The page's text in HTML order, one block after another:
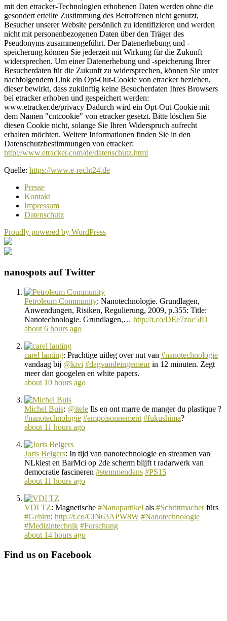
mit den etracker-Technologien erhobenen Daten werden ohne die
gesondert erteilte Zustimmung des Betroffenen nicht genutzt,
Besucher unserer Website persönlich zu identifizieren und werden
nicht mit personenbezogenen Daten über den Träger des
Pseudonyms zusammengeführt. Der Datenerhebung und -
speicherung können Sie jederzeit mit Wirkung für die Zukunft
widersprechen. Um einer Datenerhebung und -speicherung Ihrer
Besucherdaten für die Zukunft zu widersprechen, können Sie unter
nachfolgendem Link ein Opt-Out-Cookie von etracker beziehen,
dieser bewirkt, dass zukünftig keine Besucherdaten Ihres Browsers
bei etracker erhoben und gespeichert werden:
www.etracker.de/privacy Dadurch wird ein Opt-Out-Cookie mit
dem Namen "cntcookie" von etracker gesetzt. Bitte löschen Sie
diesen Cookie nicht, solange Sie Ihren Widerspruch aufrecht
erhalten möchten. Weitere Informationen finden Sie in den
Datenschutzbestimmungen von etracker:
http://www.etracker.com/de/datenschutz.html
Quelle: https://www.e-recht24.de
Presse
Kontakt
Impressum
Datenschutz
Proudly powered by WordPress
nanospots auf Twitter
Petroleum Community: Nanotechnologie. Grundlagen,
Anwendungen, Risiken, Regulierung, 2009, p.355: Title:
Nanotechnologie. Grundlagen,… http://t.co/DEe7zoc5fD
about 6 hours ago
carel lanting: Prachtige uitleg over nut van #nanotechnologie
vandaag bij @kivi #dagvandeingenieurin 12 minuten. Zegt
meer dan googelen en white papers.
about 10 hours ago
Michel Buis: @itele Ils en ont marre de manger du plastique ?
#nanotechnologie #empoisonnement #fukushima?
about 11 hours ago
Joris Belgers: In tijd van nanotechnologie en streamen van
NLkiest en BarMci op 2de scherm blijft t radarwerk van
democratie fascineren #stemmendans #PS15
about 11 hours ago
VDI TZ: Magnetische #Nanopartikel als #Schrittmacherfürs
#Gehirn: http://t.co/CIN63APW8W #Nanotechnologie
#Medizintechnik #Forschung
about 14 hours ago
Find us on Facebook